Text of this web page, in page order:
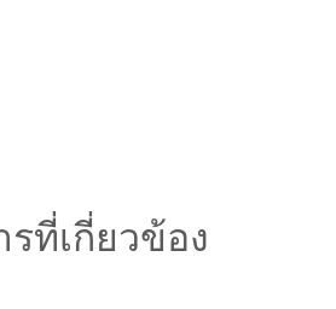
รที่เกี่ยวข้อง